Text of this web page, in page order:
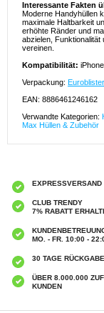
Interessante Fakten
Moderne Handyhüllen
maximale Haltbarkeit
erhöhte Ränder und
abzielen,
vereinen.
Kompatibilität:
Verpackung: Euroblister
EAN: 8886461246162
Verwandte Kategorien:
Max Hüllen & Zubehör
EXPRESSVERSAND
CLUB TRENDY
7% RABATT
MO. - FR. 10:00 -
30 TAGE
ÜBER 8.000.000
KUNDEN